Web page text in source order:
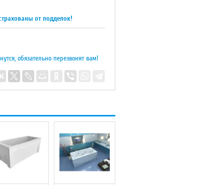
от подделок!
обязательно перезвонят вам!